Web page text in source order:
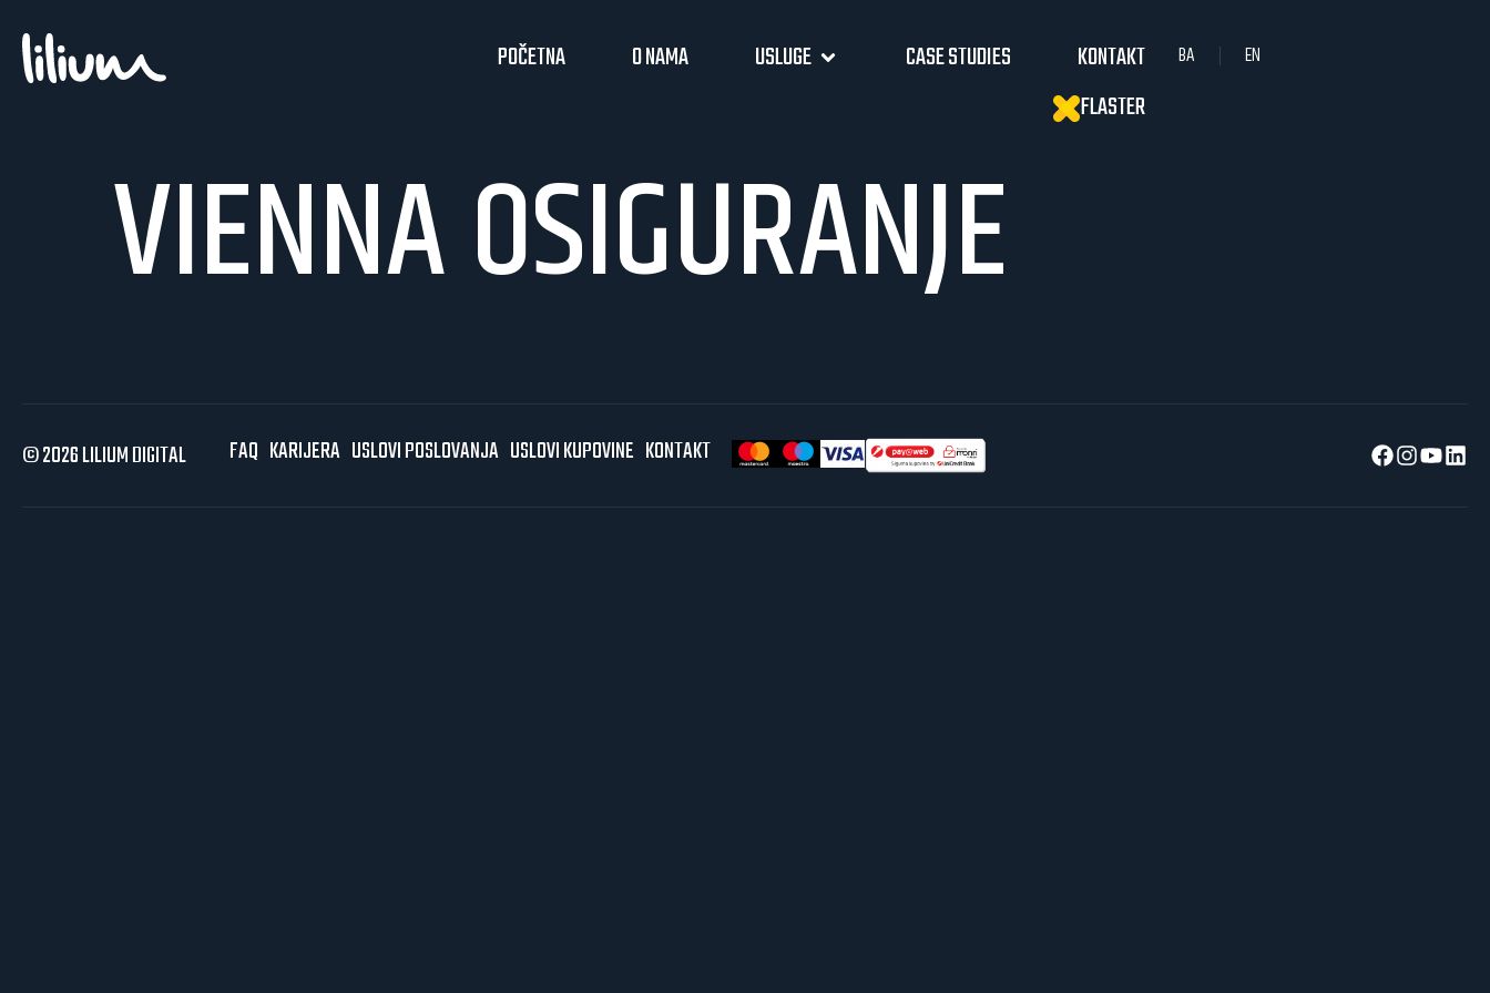
POČETNA O NAMA USLUGE CASE STUDIES
KONTAKT
FLASTER
BA EN
VIENNA OSIGURANJE
© 2026 LILIUM DIGITAL FAQ KARIJERA USLOVI POSLOVANJA USLOVI KUPOVINE KONTAKT